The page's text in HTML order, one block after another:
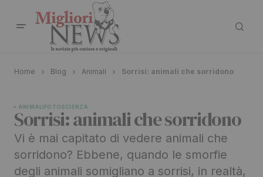
Home Blog Animali Sorrisi: animali che sorridono
ANIMALIFOTOSCIENZA
Sorrisi: animali che sorridono
Vi è mai capitato di vedere animali che
sorridono? Ebbene, quando le smorfie
degli animali somigliano a sorrisi, in realtà,